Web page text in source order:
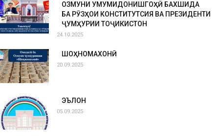
ОЗМУНИ УМУМИДОНИШГОҲӢ БАХШИДА
БА РӮЗҲОИ КОНСТИТУТСИЯ ВА ПРЕЗИДЕНТИ
ҶУМҲУРИИ ТОҶИКИСТОН
24.10.2025
ШОҲНОМАХОНӢ
20.09.2025
ЭЪЛОН
05.09.2025